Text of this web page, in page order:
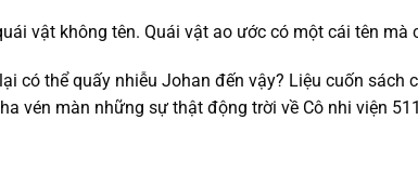
vật không tên. Quái vật ao ước có một cái tên
có thể quấy nhiễu Johan đến vậy? Liệu cuốn
vén màn những sự thật động trời về Cô nhi viện